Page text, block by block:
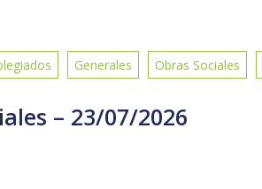
Generales Obras Sociales
– 23/07/2026